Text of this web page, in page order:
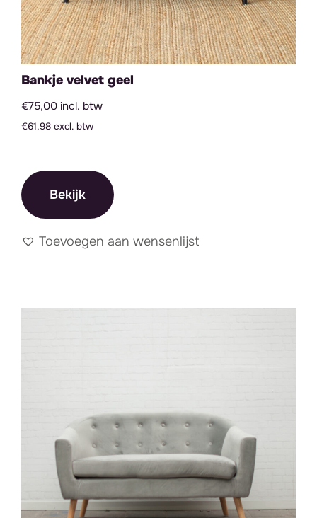
Bankje velvet geel
€75,00 incl. btw
€61,98 excl. btw
Bekijk
Toevoegen aan wensenlijst